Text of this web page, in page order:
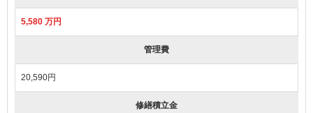
5,580 万円
管理費
20,590円
修繕積立金